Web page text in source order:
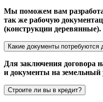
Мы поможем вам
так же рабочую
(конструкции деревянные).
Какие документы потребуются
Для заключения договора
и документы на земельный
Строите ли вы в кредит?